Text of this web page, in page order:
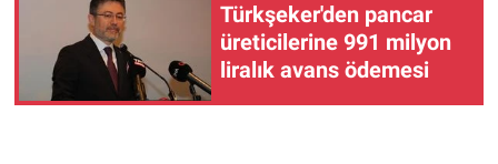
Türkşeker'den pancar
üreticilerine 991 milyon
liralık avans ödemesi